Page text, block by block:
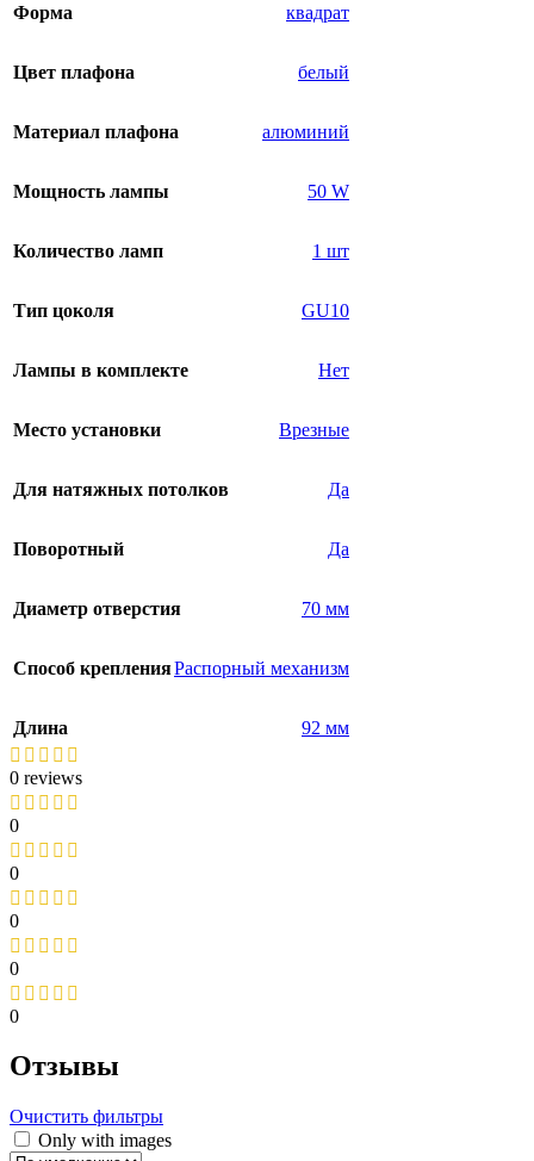
Форма квадрат
Цвет плафона белый
Материал плафона алюминий
Мощность лампы 50 W
Количество ламп 1 шт
Тип цоколя GU10
Лампы в комплекте Нет
Место установки Врезные
Для натяжных потолков Да
Поворотный Да
Диаметр отверстия 70 мм
Способ крепленияРаспорный механизм
Длина 92 мм
0 reviews
0
0
0
0
0
Отзывы
Очистить фильтры
Only with images